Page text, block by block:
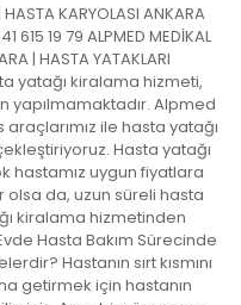
KARYOLASI ANKARA
19 79 ALPMED MEDİKAL
| HASTA YATAKLARI
yatağı kiralama hizmeti,
yapılmamaktadır. Alpmed
ile hasta yatağı
Hasta yatağı
hastamız uygun fiyatlara
olsa da, uzun süreli hasta
kiralama hizmetinden
Hasta Bakım Sürecinde
Hastanın sırt kısmını
getirmek için hastanın